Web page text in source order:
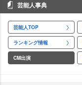
芸能人事典
芸能人TOP
ランキング情報
CM出演